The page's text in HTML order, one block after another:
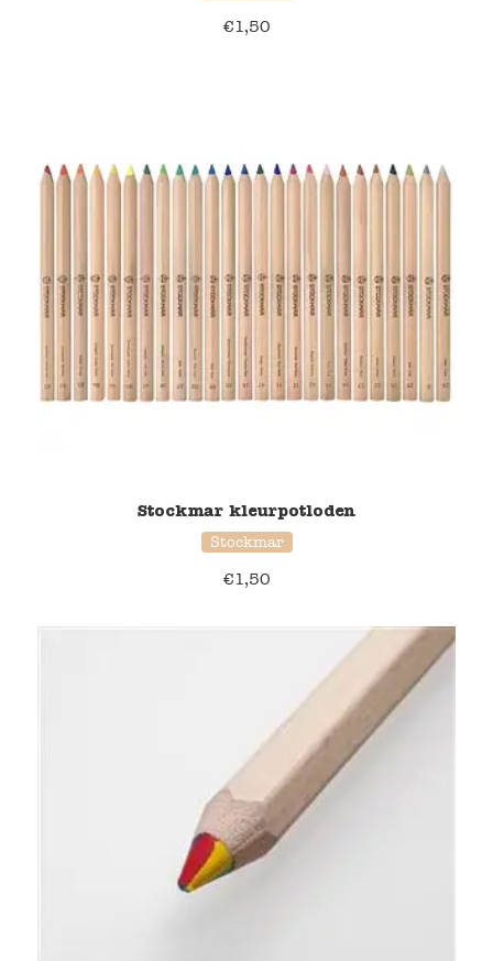
€1,50
Stockmar kleurpotloden
Stockmar
€1,50